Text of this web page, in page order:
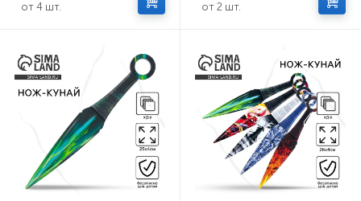
от 4 шт. от 2 шт.